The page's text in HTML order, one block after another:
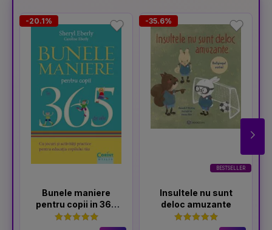
-20.1%
Bunele maniere
pentru copii in 365
de zile
BESTSELLER
-35.6%
Insultele nu sunt
deloc amuzante